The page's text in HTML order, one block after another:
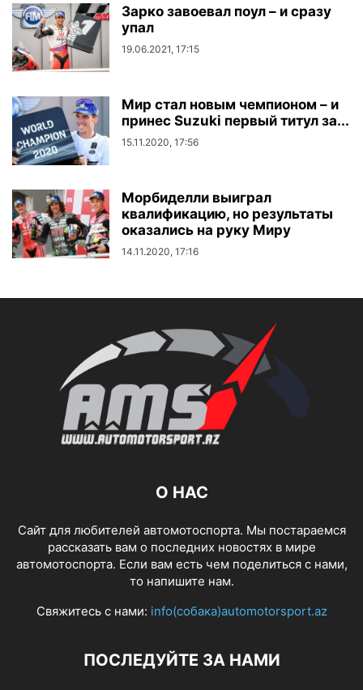
Зарко завоевал поул – и сразу
упал
19.06.2021, 17:15
Мир стал новым чемпионом – и
принес Suzuki первый титул за...
15.11.2020, 17:56
Морбиделли выиграл
квалификацию, но результаты
оказались на руку Миру
14.11.2020, 17:16
О НАС
Сайт для любителей автомотоспорта. Мы постараемся
рассказать вам о последних новостях в мире
автомотоспорта. Если вам есть чем поделиться с нами,
то напишите нам.
Свяжитесь с нами: info(собака)automotorsport.az
ПОСЛЕДУЙТЕ ЗА НАМИ